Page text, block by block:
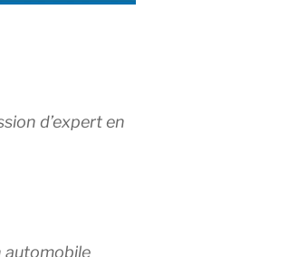
d’expert en
automobile